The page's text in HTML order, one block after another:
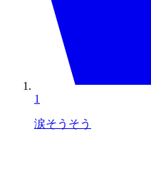
1
涙そうそう